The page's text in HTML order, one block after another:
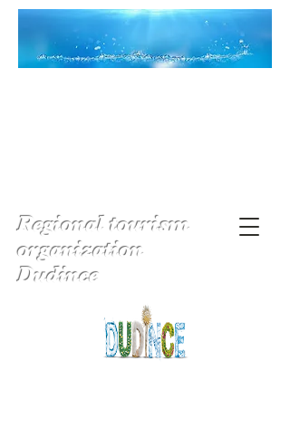
Regional tourism
organization
Dudince